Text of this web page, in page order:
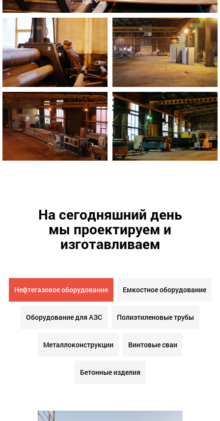
На сегодняшний день
мы проектируем и
изготавливаем
Нефтегазовое оборудование Емкостное оборудование
Оборудование для АЗС Полиэтиленовые трубы
Металлоконструкции Винтовые сваи
Бетонные изделия